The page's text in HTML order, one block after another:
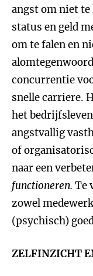
angst om niet te
status en geld
om te falen en
concurrentie
snelle carriere.
het
angstvallig
of
naar een
functioneren. Te
zowel
(psychisch)
ZELFINZICHT